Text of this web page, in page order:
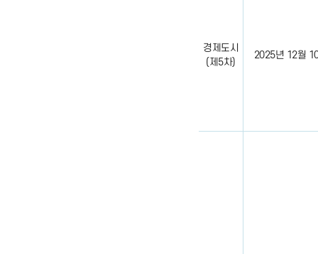
경제도시
(제5차)
2025년 12월